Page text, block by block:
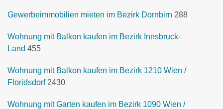
Gewerbeimmobilien mieten im Bezirk Dornbirn 288
Wohnung mit Balkon kaufen im Bezirk Innsbruck-
Land 455
Wohnung mit Balkon kaufen im Bezirk 1210 Wien /
Floridsdorf 2430
Wohnung mit Garten kaufen im Bezirk 1090 Wien /